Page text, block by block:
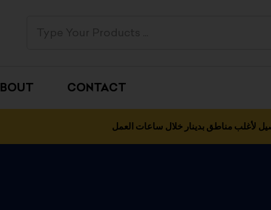
CONTACT
لأغلب مناطق بدينار خلال ساعات العمل